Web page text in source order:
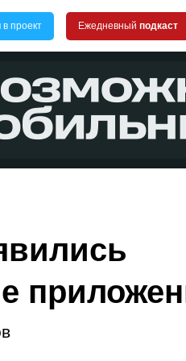
в проект Ежедневный подкаст